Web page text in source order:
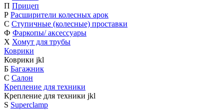
П Прицеп
Р Расширители колесных арок
С Ступичные (колесные) проставки
Ф Фаркопы/ аксессуары
Х Хомут для трубы
Коврики
Коврики jkl
Б Багажник
С Салон
Крепление для техники
Крепление для техники jkl
S Superclamp